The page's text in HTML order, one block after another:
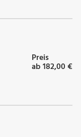
Preis
ab 182,00 €